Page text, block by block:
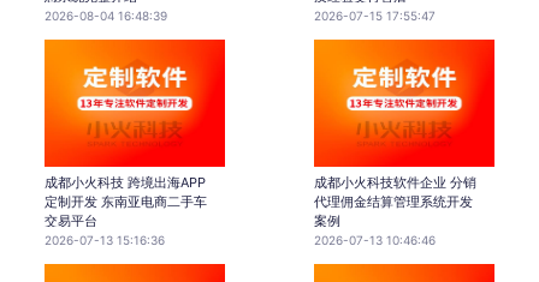
2026-08-04 16:48:39 2026-07-15 17:55:47
成都小火科技 跨境出海APP
定制开发 东南亚电商二手车
交易平台
2026-07-13 15:16:36
成都小火科技软件企业 分销
代理佣金结算管理系统开发
案例
2026-07-13 10:46:46